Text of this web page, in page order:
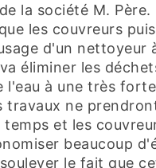
la société M. Père.
les couvreurs
d'un nettoyeur
éliminer les
l'eau à une très forte
travaux ne
temps et les
beaucoup
le fait que